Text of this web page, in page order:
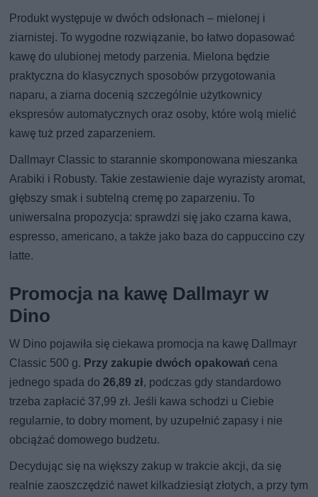
Produkt występuje w dwóch odsłonach – mielonej i
ziarnistej. To wygodne rozwiązanie, bo łatwo dopasować
kawę do ulubionej metody parzenia. Mielona będzie
praktyczna do klasycznych sposobów przygotowania
naparu, a ziarna docenią szczególnie użytkownicy
ekspresów automatycznych oraz osoby, które wolą mielić
kawę tuż przed zaparzeniem.
Dallmayr Classic to starannie skomponowana mieszanka
Arabiki i Robusty. Takie zestawienie daje wyrazisty aromat,
głębszy smak i subtelną cremę po zaparzeniu. To
uniwersalna propozycja: sprawdzi się jako czarna kawa,
espresso, americano, a także jako baza do cappuccino czy
latte.
Promocja na kawę Dallmayr w
Dino
W Dino pojawiła się ciekawa promocja na kawę Dallmayr
Classic 500 g. Przy zakupie dwóch opakowań cena
jednego spada do26,89 zł, podczas gdy standardowo
trzeba zapłacić 37,99 zł. Jeśli kawa schodzi u Ciebie
regularnie, to dobry moment, by uzupełnić zapasy i nie
obciążać domowego budżetu.
Decydując się na większy zakup w trakcie akcji, da się
realnie zaoszczędzić nawet kilkadziesiąt złotych, a przy tym